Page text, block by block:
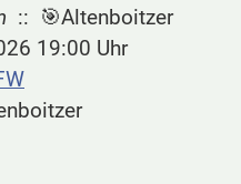
:: 🎯Altenboitzer
19:00 Uhr